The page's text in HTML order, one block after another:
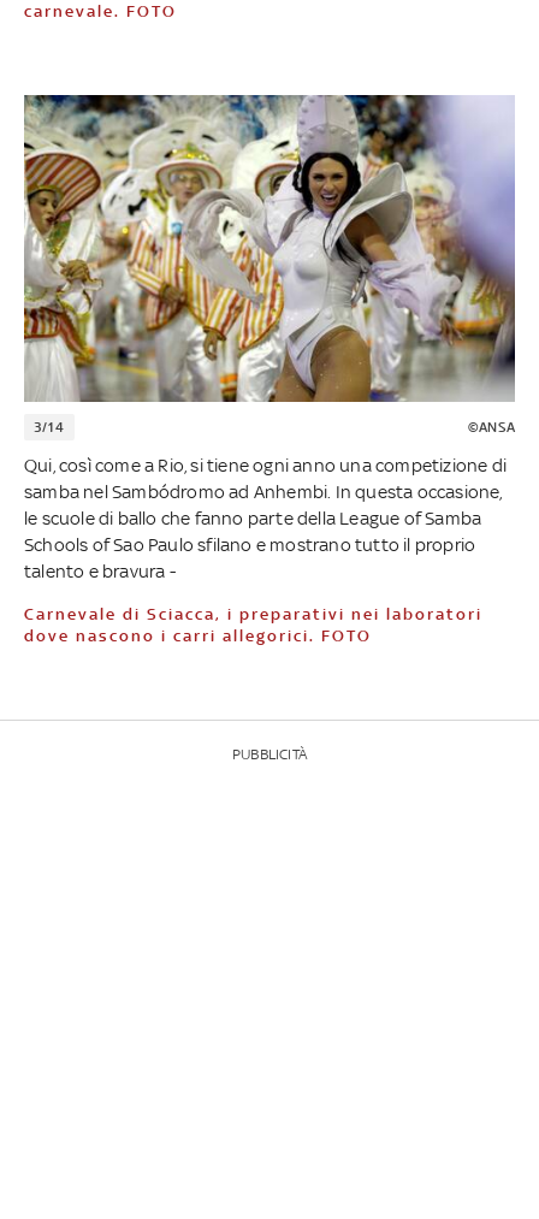
carnevale. FOTO
3/14 ©ANSA
Qui, così come a Rio, si tiene ogni anno una competizione di
samba nel Sambódromo ad Anhembi. In questa occasione,
le scuole di ballo che fanno parte della League of Samba
Schools of Sao Paulo sfilano e mostrano tutto il proprio
talento e bravura -
Carnevale di Sciacca, i preparativi nei laboratori
dove nascono i carri allegorici. FOTO
PUBBLICITÀ